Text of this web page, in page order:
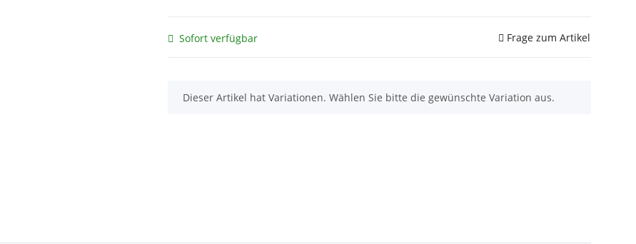
Sofort verfügbar Frage zum Artikel
x
Dieser Artikel hat Variationen. Wählen Sie bitte die gewünschte Variation aus.